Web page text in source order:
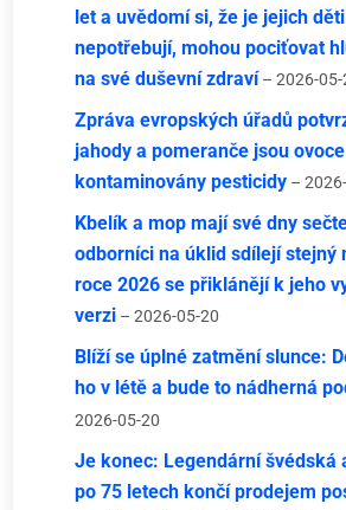
let a uvědomí si, že je jejich
nepotřebují, mohou pociťovat
na své duševní zdraví – 2026-05-
Zpráva evropských úřadů
jahody a pomeranče jsou
kontaminovány pesticidy –
Kbelík a mop mají své dny
odborníci na úklid sdílejí stejný
roce 2026 se přiklánějí k jeho
verzi – 2026-05-20
Blíží se úplné zatmění slunce:
ho v létě a bude to nádherná
2026-05-20
Je konec: Legendární švédská
po 75 letech končí prodejem